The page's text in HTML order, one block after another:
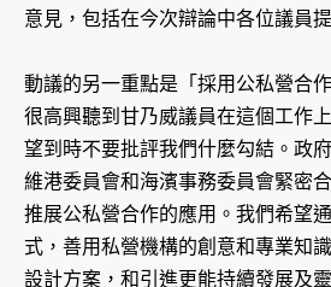
意見，包括在今次辯論中各位議員
動議的另一重點是「採用公私營合
很高興聽到甘乃威議員在這個工作
望到時不要批評我們什麼勾結。政
維港委員會和海濱事務委員會緊密
推展公私營合作的應用。我們希望
式，善用私營機構的創意和專業知
設計方案，和引進更能持續發展及